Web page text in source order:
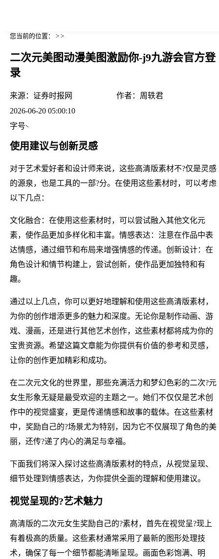
您当前的位置： > >
二次元美图动漫美图激励你-j9九游会官方登
录
来源： 证券时报网 作者： 周轶君
2026-06-20 05:00:10
字号
使用建议与创新灵感
对于艺术爱好者和设计师来说，这些高清版素材不?仅是灵感
的源泉，也是工具的一部?分。在使用这些素材时，可以考虑
以下几点：
文化融合：在使用这些素材时，可以尝试融入其他文化元
素，使作品更加多样化和丰富。情感表达：注意在作品中表
达情感，通过细节和布局来增强情感的传递。创新设计：在
角色设计和情节构建上，尝试创新，使作品更加独特和有
趣。
通过以上几点，你可以更好地理解和使用这些高清版素材，
为你的创作增添更多的魅力和深度。无论你是制作动画、游
戏、漫画，还是进行其他艺术创作，这些素材都将成为你的
宝贵资源。希望这篇文章能为你提供有价值的参考和灵感，
让你的创作更加精彩和成功。
在二次元文化的世界里，那些充满活力和梦幻色彩的二次?元
女生形象无疑是最受欢迎的主题之一。她们不仅仅是艺术创
作中的视觉盛宴，更是传递情感和故事的载体。在这些素材
中，奖励自己的?场景尤为特别，因为它不仅展现了角色的美
丽，还传?递了内心的满足与幸福。
下面我们将深入探讨这些高清版素材的特点，从视觉呈现、
细节处理到情感表达，为你提供全面的理解和使用建议。
视觉呈现的?艺术魅力
高清版的二次元女生奖励自己的?素材，首先在视觉呈?现上
有着极高的质量。这些素材通常采用了最新的图形处理技
术，确保了每一个细节都能清晰呈现。画面色彩饱满、明